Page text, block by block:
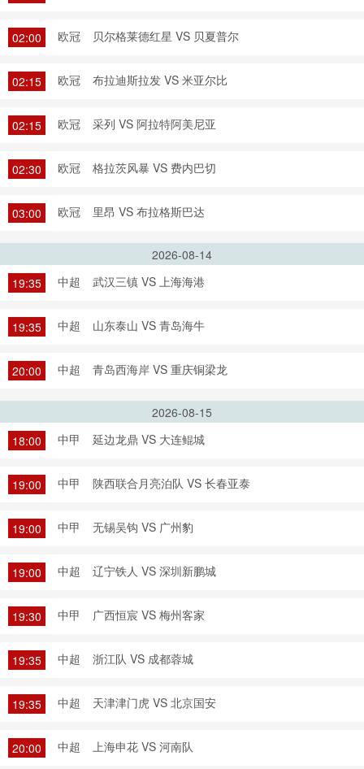
02:00 欧冠 贝尔格莱德红星 VS 贝夏普尔
02:15 欧冠 布拉迪斯拉发 VS 米亚尔比
02:15 欧冠 采列 VS 阿拉特阿美尼亚
02:30 欧冠 格拉茨风暴 VS 费内巴切
03:00 欧冠 里昂 VS 布拉格斯巴达
2026-08-14
19:35
中超 武汉三镇 VS 上海海港
19:35 中超 山东泰山 VS 青岛海牛
20:00 中超 青岛西海岸 VS 重庆铜梁龙
2026-08-15
18:00
中甲 延边龙鼎 VS 大连鲲城
19:00 中甲 陕西联合月亮泊队 VS 长春亚泰
19:00 中甲 无锡吴钩 VS 广州豹
19:00 中超 辽宁铁人 VS 深圳新鹏城
19:30 中甲 广西恒宸 VS 梅州客家
19:35 中超 浙江队 VS 成都蓉城
19:35 中超 天津津门虎 VS 北京国安
20:00 中超 上海申花 VS 河南队